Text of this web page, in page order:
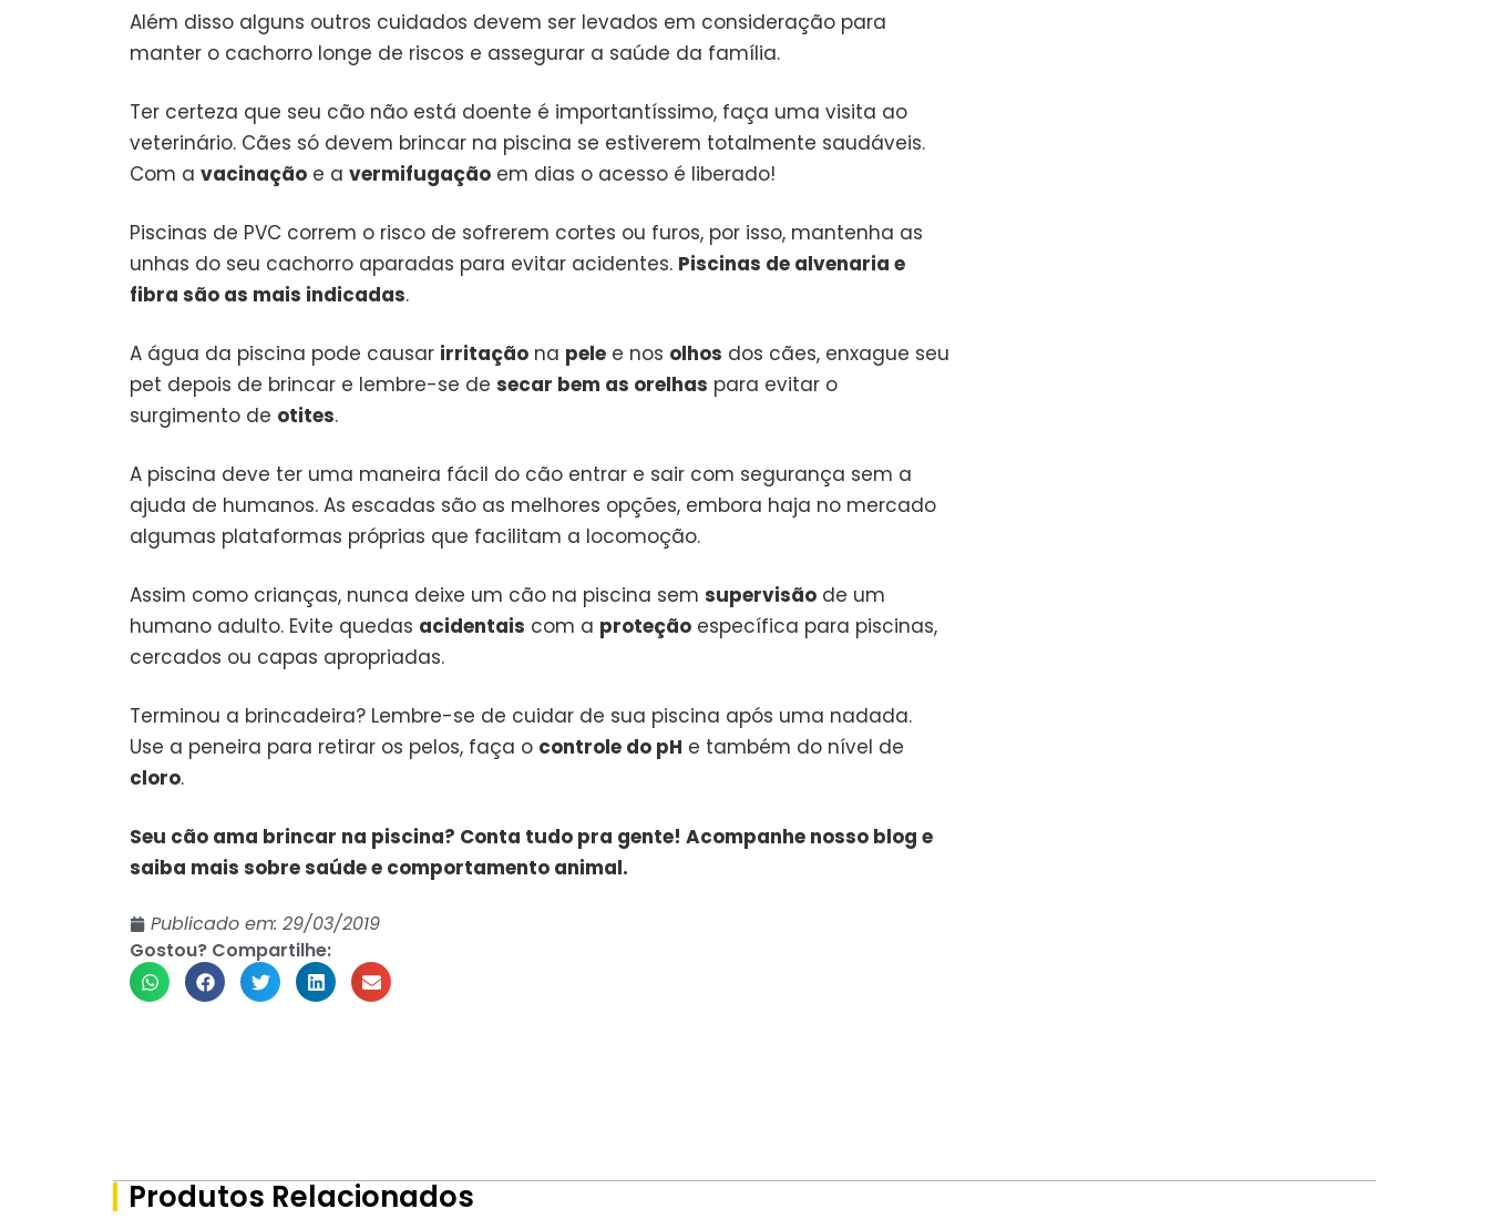
Além disso alguns outros cuidados devem ser levados em consideração para
manter o cachorro longe de riscos e assegurar a saúde da família.
Ter certeza que seu cão não está doente é importantíssimo, faça uma visita ao
veterinário. Cães só devem brincar na piscina se estiverem totalmente saudáveis.
Com a vacinação e a vermifugação em dias o acesso é liberado!
Piscinas de PVC correm o risco de sofrerem cortes ou furos, por isso, mantenha as
unhas do seu cachorro aparadas para evitar acidentes. Piscinas de alvenaria e
fibra são as mais indicadas.
A água da piscina pode causar irritação na pele e nos olhos dos cães, enxague seu
pet depois de brincar e lembre-se de secar bem as orelhas para evitar o
surgimento de otites.
A piscina deve ter uma maneira fácil do cão entrar e sair com segurança sem a
ajuda de humanos. As escadas são as melhores opções, embora haja no mercado
algumas plataformas próprias que facilitam a locomoção.
Assim como crianças, nunca deixe um cão na piscina sem supervisão de um
humano adulto. Evite quedas acidentais com a proteção específica para piscinas,
cercados ou capas apropriadas.
Terminou a brincadeira? Lembre-se de cuidar de sua piscina após uma nadada.
Use a peneira para retirar os pelos, faça o controle do pH e também do nível de
cloro.
Seu cão ama brincar na piscina? Conta tudo pra gente! Acompanhe nosso blog e
saiba mais sobre saúde e comportamento animal.
Publicado em: 29/03/2019
Gostou? Compartilhe:
Produtos Relacionados